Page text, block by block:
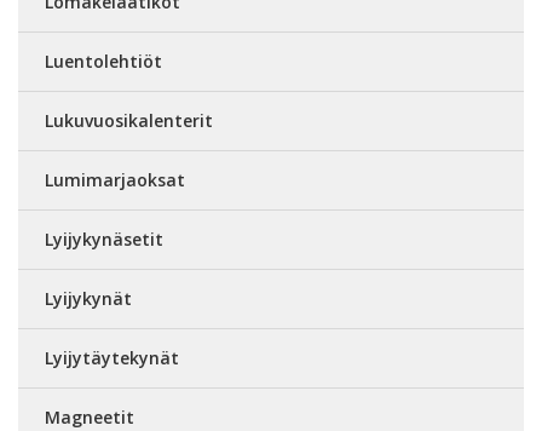
Luentolehtiöt
Lukuvuosikalenterit
Lumimarjaoksat
Lyijykynäsetit
Lyijykynät
Lyijytäytekynät
Magneetit